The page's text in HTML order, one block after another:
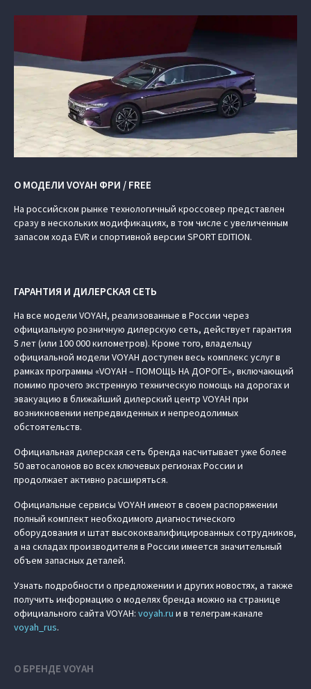
О МОДЕЛИ VOYAH ФРИ / FREE
На российском рынке технологичный кроссовер представлен
сразу в нескольких модификациях, в том числе с увеличенным
запасом хода EVR и спортивной версии SPORT EDITION.
ГАРАНТИЯ И ДИЛЕРСКАЯ СЕТЬ
На все модели VOYAH, реализованные в России через
официальную розничную дилерскую сеть, действует гарантия
5 лет (или 100 000 километров). Кроме того, владельцу
официальной модели VOYAH доступен весь комплекс услуг в
рамках программы «VOYAH – ПОМОЩЬ НА ДОРОГЕ», включающий
помимо прочего экстренную техническую помощь на дорогах и
эвакуацию в ближайший дилерский центр VOYAH при
возникновении непредвиденных и непреодолимых
обстоятельств.
Официальная дилерская сеть бренда насчитывает уже более
50 автосалонов во всех ключевых регионах России и
продолжает активно расширяться.
Официальные сервисы VOYAH имеют в своем распоряжении
полный комплект необходимого диагностического
оборудования и штат высококвалифицированных сотрудников,
а на складах производителя в России имеется значительный
объем запасных деталей.
Узнать подробности о предложении и других новостях, а также
получить информацию о моделях бренда можно на странице
официального сайта VOYAH: voyah.ru и в телеграм-канале
voyah_rus.
О БРЕНДЕ VOYAH